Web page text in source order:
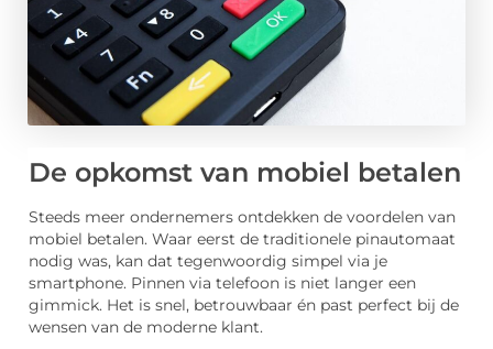
De opkomst van mobiel betalen
Steeds meer ondernemers ontdekken de voordelen van
mobiel betalen. Waar eerst de traditionele pinautomaat
nodig was, kan dat tegenwoordig simpel via je
smartphone. Pinnen via telefoon is niet langer een
gimmick. Het is snel, betrouwbaar én past perfect bij de
wensen van de moderne klant.